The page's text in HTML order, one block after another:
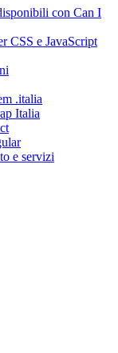
con Can I
CSS e JavaScript
.italia
Italia
e servizi